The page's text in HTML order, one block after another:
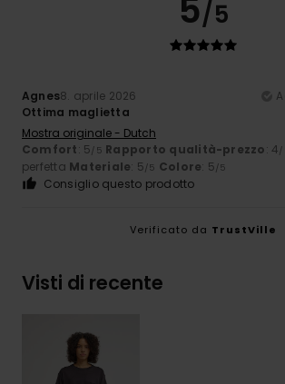
5/5
Agnes8. aprile 2026
Ottima maglietta
Mostra originale - Dutch
Comfort: 5/5 Rapporto qualità-prezzo: 4/
perfetta Materiale: 5/5 Colore: 5/5
Consiglio questo prodotto
Verificato da TrustVille
Visti di recente